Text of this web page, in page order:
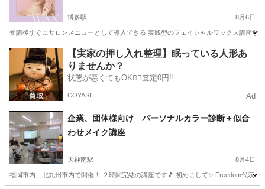
博多駅 8月6日
受講後すぐにサロンメニューとして導入できる 実践型のフェイシャルワックス講座
福岡 福岡市 博多駅 スキンケア
【実家の押し入れ整理】眠っている人形あ
りませんか？
状態が悪くてもOK🙆‍♀️査定0円‼️
COYASH Ad
企業、団体様向け パーソナルカラー診断＋似合
わせメイク講座
天神南駅 8月4日
福岡市内、北九州市内で開催！ ２時間完結の講座です🎵 初めまして✨ Freedom代表